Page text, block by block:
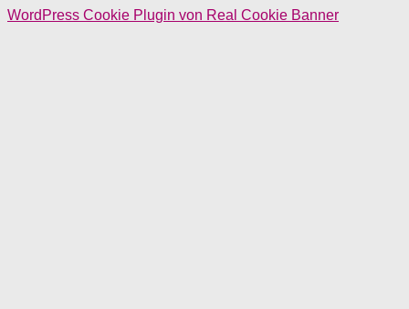
WordPress Cookie Plugin von Real Cookie Banner